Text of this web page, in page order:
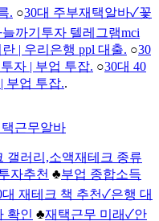
. ○30대 주부재택알바✓꽃
까기투자 텔레그램mci
| 우리은행 ppl 대출. ○30
자 | 부업 투잡. ○30대 40
부업 투잡..
근무알바
갤러리,소액재테크 종류
자추천 ♣부업 종합소득
대 재테크 책 추천✓은행 대
확인 ♣재택근무 미래✓안